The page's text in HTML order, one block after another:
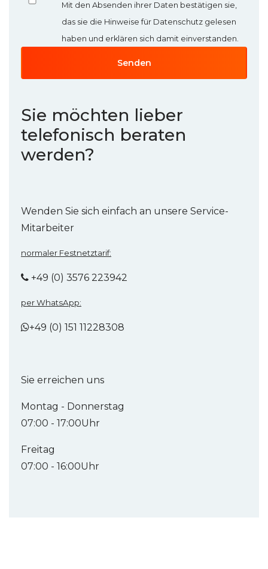
Mit den Absenden ihrer Daten bestätigen sie,
das sie die Hinweise für Datenschutz gelesen
haben und erklären sich damit einverstanden.
Sie möchten lieber
telefonisch beraten
werden?
Wenden Sie sich einfach an unsere Service-
Mitarbeiter
normaler Festnetztarif:
+49 (0) 3576 223942
per WhatsApp:
+49 (0) 151 11228308
Sie erreichen uns
Montag - Donnerstag
07:00 - 17:00Uhr
Freitag
07:00 - 16:00Uhr